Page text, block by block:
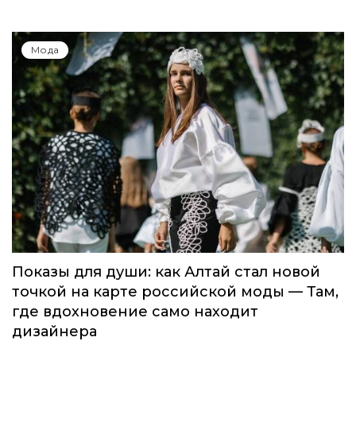
Мода
Показы для души: как Алтай стал новой
точкой на карте российской моды — Там,
где вдохновение само находит
дизайнера